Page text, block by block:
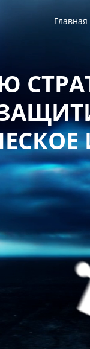
Главная